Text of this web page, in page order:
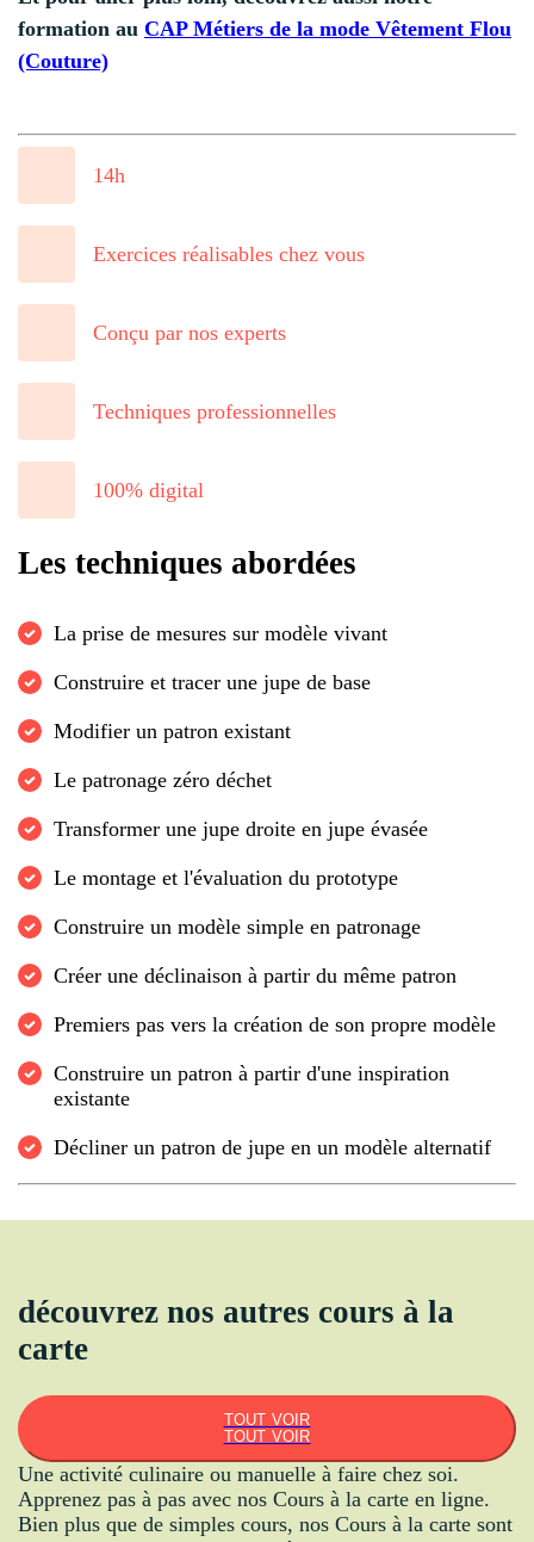
formation au CAP Métiers de la mode Vêtement Flou
(Couture)
14h
Exercices réalisables chez vous
Conçu par nos experts
Techniques professionnelles
100% digital
Les techniques abordées
La prise de mesures sur modèle vivant
Construire et tracer une jupe de base
Modifier un patron existant
Le patronage zéro déchet
Transformer une jupe droite en jupe évasée
Le montage et l'évaluation du prototype
Construire un modèle simple en patronage
Créer une déclinaison à partir du même patron
Premiers pas vers la création de son propre modèle
Construire un patron à partir d'une inspiration
existante
Décliner un patron de jupe en un modèle alternatif
découvrez nos autres cours à la
carte
TOUT VOIR
TOUT VOIR
Une activité culinaire ou manuelle à faire chez soi.
Apprenez pas à pas avec nos Cours à la carte en ligne.
Bien plus que de simples cours, nos Cours à la carte sont